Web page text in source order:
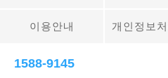
이용안내 개인정보
1588-9145